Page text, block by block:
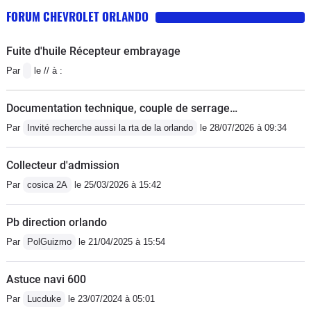
FORUM CHEVROLET ORLANDO
Fuite d'huile Récepteur embrayage
Par le // à :
Documentation technique, couple de serrage…
Par Invité recherche aussi la rta de la orlando le 28/07/2026 à 09:34
Collecteur d'admission
Par cosica 2A le 25/03/2026 à 15:42
Pb direction orlando
Par PolGuizmo le 21/04/2025 à 15:54
Astuce navi 600
Par Lucduke le 23/07/2024 à 05:01